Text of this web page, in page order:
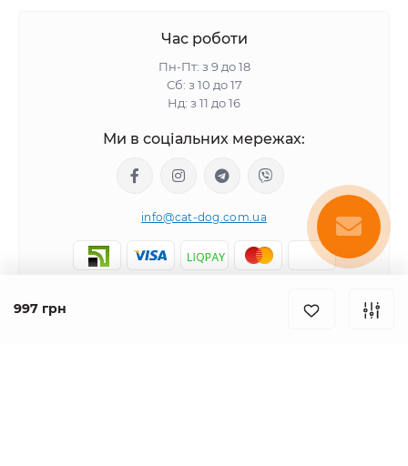
997 грн
Час роботи
Пн-Пт: з 9 до 18
Сб: з 10 до 17
Нд: з 11 до 16
Ми в соціальних мережах:
info@cat-dog.com.ua